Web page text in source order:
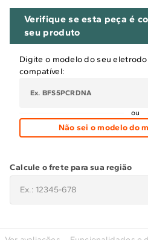
Verifique se esta peça é
seu produto
Digite o modelo do seu
compatível:
ou
Não sei o modelo do
Calcule o frete para sua região